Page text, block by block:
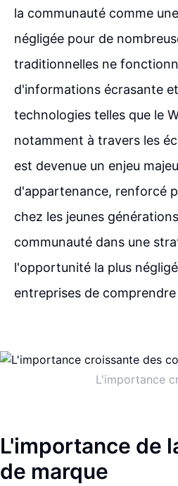
la communauté comme
négligée pour de
traditionnelles ne
d'informations écrasante
technologies telles que le
notamment à travers les
est devenue un enjeu
d'appartenance, renforcé
chez les jeunes
communauté dans une
l'opportunité la plus
entreprises de
L'importance
L'importance de
de marque